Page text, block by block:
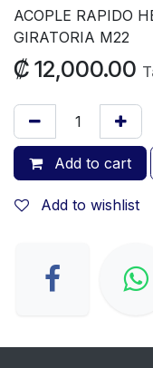
ACOPLE RAPIDO
GIRATORIA M22
₡ 12,000.00
Add to cart
Add to wishlist